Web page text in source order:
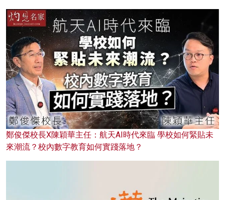
鄭俊傑校長X陳穎華主任：航天AI時代來臨 學校如何緊貼未
來潮流？校內數字教育如何實踐落地？